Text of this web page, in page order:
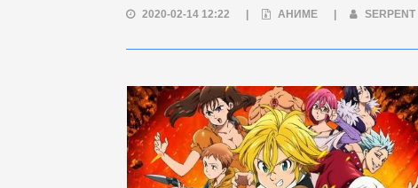
2020-02-14 12:22 АНИМЕ SERPENT